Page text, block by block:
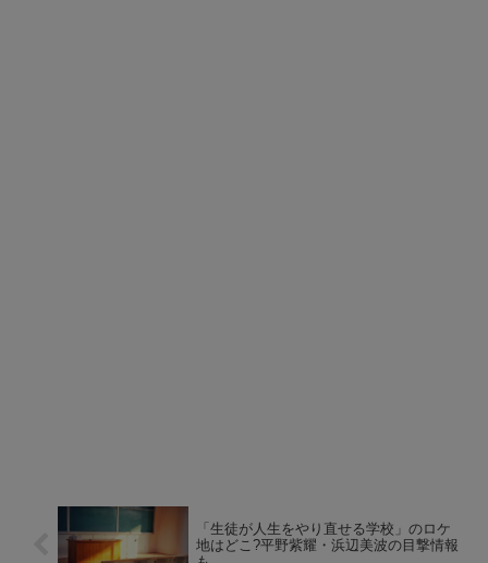
「生徒が人生をやり直せる学校」のロケ
地はどこ?平野紫耀・浜辺美波の目撃情報